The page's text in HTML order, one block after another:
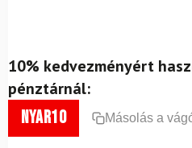
10% kedvezményért
pénztárnál:
nyar10 Másolás a